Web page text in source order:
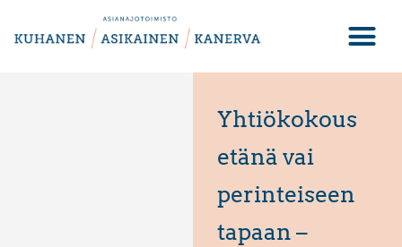
Yhtiökokous
etänä vai
perinteiseen
tapaan –